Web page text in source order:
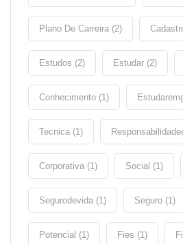
Plano De Carreira (2)
Estudos (2) Estudar (2)
Conhecimento (1)
Tecnica (1)
Corporativa (1) Social (1)
Segurodevida (1) Seguro (1)
Potencial (1) Fies (1)